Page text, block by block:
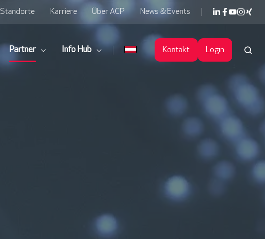
Standorte Karriere Über ACP News & Events
Partner Info Hub Kontakt Login